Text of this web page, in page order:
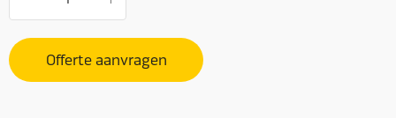
Offerte aanvragen